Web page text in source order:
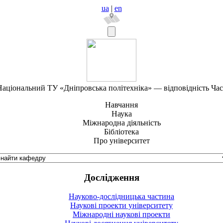
ua | en
ТУ «Дніпровська політехніка» — відповідність
Навчання
Наука
Міжнародна діяльність
Бібліотека
Про університет
Дослідження
Науково-дослідницька частина
Наукові проекти університету
Міжнародні наукові проекти